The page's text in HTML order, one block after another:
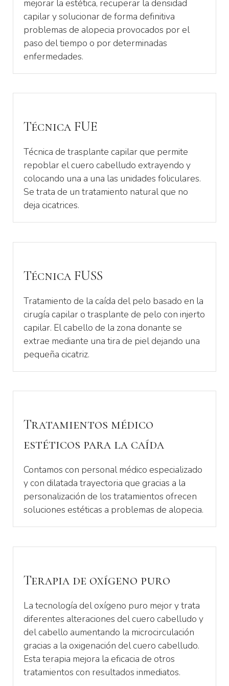
mejorar la estética, recuperar la densidad
capilar y solucionar de forma definitiva
problemas de alopecia provocados por el
paso del tiempo o por determinadas
enfermedades.
Técnica FUE
Técnica de trasplante capilar que permite
repoblar el cuero cabelludo extrayendo y
colocando una a una las unidades foliculares.
Se trata de un tratamiento natural que no
deja cicatrices.
Técnica FUSS
Tratamiento de la caída del pelo basado en la
cirugía capilar o trasplante de pelo con injerto
capilar. El cabello de la zona donante se
extrae mediante una tira de piel dejando una
pequeña cicatriz.
Tratamientos médico
estéticos para la caída
Contamos con personal médico especializado
y con dilatada trayectoria que gracias a la
personalización de los tratamientos ofrecen
soluciones estéticas a problemas de alopecia.
Terapia de oxígeno puro
La tecnología del oxígeno puro mejor y trata
diferentes alteraciones del cuero cabelludo y
del cabello aumentando la microcirculación
gracias a la oxigenación del cuero cabelludo.
Esta terapia mejora la eficacia de otros
tratamientos con resultados inmediatos.